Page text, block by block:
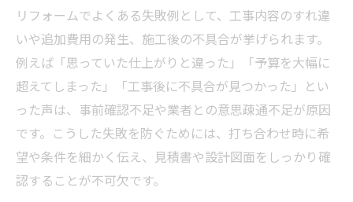
工事内容の食い違いを防ぐ確認方法
見積もり比較で後悔しない選択法
リフォーム見積もり比較の進め方と注意点
複数社比較で分かるリフォーム費用の違い
見積書でチェックすべきリフォーム項目
一式表記に要注意のリフォーム見積もり
納得できるリフォーム費用の比較術
リフォームでよくある失敗例として、工事内容のすれ違
いや追加費用の発生、施工後の不具合が挙げられます。
例えば「思っていた仕上がりと違った」「予算を大幅に
超えてしまった」「工事後に不具合が見つかった」とい
った声は、事前確認不足や業者との意思疎通不足が原因
です。こうした失敗を防ぐためには、打ち合わせ時に希
望や条件を細かく伝え、見積書や設計図面をしっかり確
認することが不可欠です。